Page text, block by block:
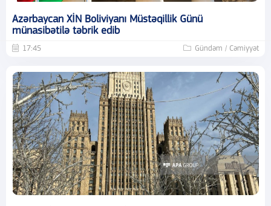
Azərbaycan XİN Boliviyanı Müstəqillik Günü
münasibətilə təbrik edib
17:45 Gündəm / Cəmiyyət